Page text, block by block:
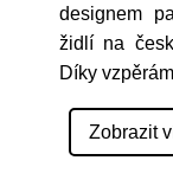
designem
židlí na
Díky
Zobrazit